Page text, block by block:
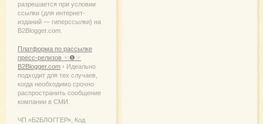
разрешается при условии
ссылки (для интернет-
изданий — гиперссылки) на
B2Blogger.com.
Платформа по рассылке
пресс-релизов ☜❶☞
B2Blogger.com › Идеально
подходит для тех случаев,
когда необходимо срочно
распространить сообщение
компании в СМИ.
ЧП «Б2БЛОГГЕР», Код